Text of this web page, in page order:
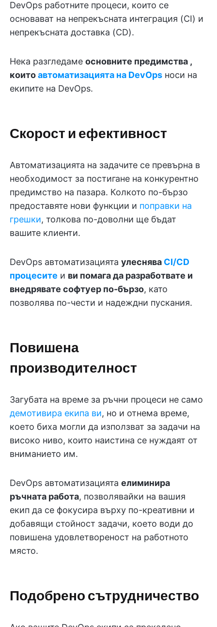
DevOps работните процеси, които се
основават на непрекъсната интеграция (CI) и
непрекъсната доставка (CD).
Нека разгледаме основните предимства ,
коитоавтоматизацията на DevOps носи на
екипите на DevOps.
Скорост и ефективност
Автоматизацията на задачите се превърна в
необходимост за постигане на конкурентно
предимство на пазара. Колкото по-бързо
предоставяте нови функции и поправки на
грешки, толкова по-доволни ще бъдат
вашите клиенти.
DevOps автоматизацията улеснява CI/CD
процесите и ви помага да разработвате и
внедрявате софтуер по-бързо, като
позволява по-чести и надеждни пускания.
Повишена
производителност
Загубата на време за ръчни процеси не само
демотивира екипа ви, но и отнема време,
което биха могли да използват за задачи на
високо ниво, които наистина се нуждаят от
вниманието им.
DevOps автоматизацията елиминира
ръчната работа, позволявайки на вашия
екип да се фокусира върху по-креативни и
добавящи стойност задачи, което води до
повишена удовлетвореност на работното
място.
Подобрено сътрудничество